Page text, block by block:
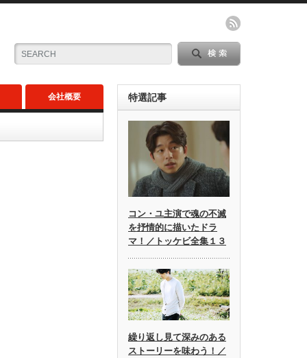
会社概要 特選記事
コン・ユ主演で魂の不滅
を抒情的に描いたドラ
マ！／トッケビ全集１３
繰り返し見て深みのある
ストーリーを味わう！／